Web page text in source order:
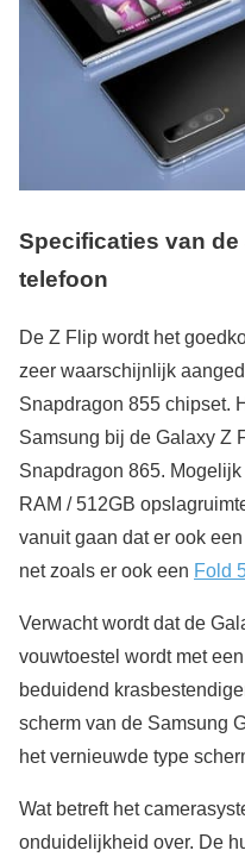
Specificaties van
telefoon
De Z Flip wordt het
zeer waarschijnlijk
Snapdragon 855 chipset.
Samsung bij de Galaxy Z
Snapdragon 865.
RAM / 512GB
vanuit gaan dat er ook
net zoals er ook een Fold
Verwacht wordt dat de
vouwtoestel wordt met een
beduidend
scherm van de Samsung
het vernieuwde type
Wat betreft het
onduidelijkheid over. De